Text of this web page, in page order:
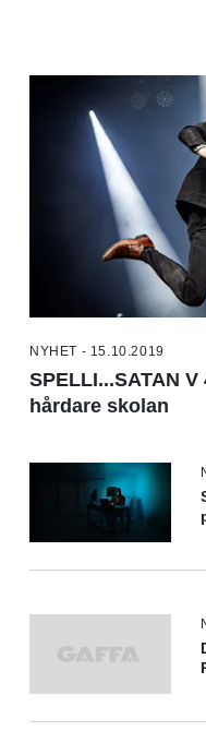
NYHET - 15.10.2019
SPELLI...SATAN
hårdare skolan